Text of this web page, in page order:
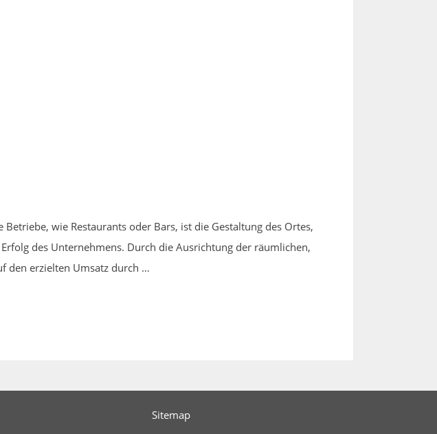
wie Restaurants oder Bars, ist die Gestaltung des Ortes,
des Unternehmens. Durch die Ausrichtung der räumlichen,
den erzielten Umsatz durch …
Sitemap